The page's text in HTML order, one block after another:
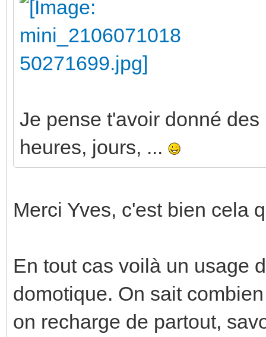
Je pense t'avoir donné
heures, jours, ...
Merci Yves, c'est bien cela
En tout cas voilà un usage
domotique. On sait
on recharge de partout,